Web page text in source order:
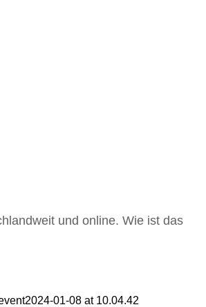
und online. Wie ist das